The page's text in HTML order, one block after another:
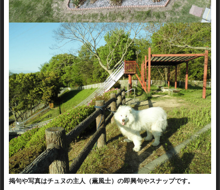
掲句や写真はチュヌの主人（薫風士）の即興句やスナップです。